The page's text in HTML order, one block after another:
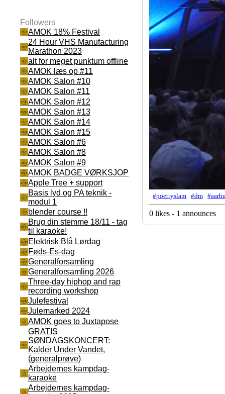
Followers
AMOK 18% Festival
24 Hour VHS Manufacturing
Marathon 2023
alt for meget punktum offline
AMOK læs op #11
AMOK Salon #10
AMOK Salon #11
AMOK Salon #12
AMOK Salon #13
AMOK Salon #14
AMOK Salon #15
AMOK Salon #6
AMOK Salon #8
AMOK Salon #9
AMOK BADGE VØRKSJOP
Apple Tree + support
Basis lyd og PA teknik -
modul 1
blender course !!
Brug din stemme 18/11 - tag
til karaoke!
Elektrisk Blå Lørdag
Føds-Es-dag
Generalforsamling
Generalforsamling 2026
Three-day hiphop and rap
recording workshop
Julefestival
Julemarked 2024
AMOK goes to Juxtapose
GRATIS
SØNDAGSKONCERT:
Kalder Under Vandet,
(generalprøve)
Arbejdernes kampdag-
karaoke
Arbejdernes kampdag-
#poetryslam #dm
0 likes - 1 announces